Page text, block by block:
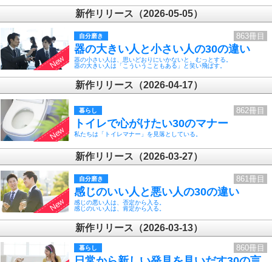
新作リリース（2026-05-05）
自分磨き 863冊目
器の大きい人と小さい人の30の違い
器の小さい人は、思いどおりにいかないと、むっとする。
器の大きい人は「こういうこともある」と笑い飛ばす。
新作リリース（2026-04-17）
暮らし 862冊目
トイレで心がけたい30のマナー
私たちは「トイレマナー」を見落としている。
新作リリース（2026-03-27）
自分磨き 861冊目
感じのいい人と悪い人の30の違い
感じの悪い人は、否定から入る。
感じのいい人は、肯定から入る。
新作リリース（2026-03-13）
暮らし 860冊目